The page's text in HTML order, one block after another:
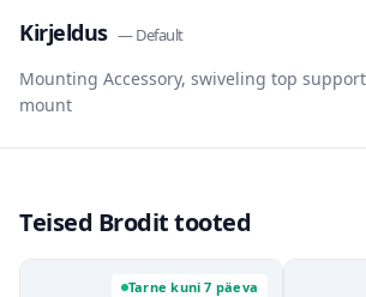
Kirjeldus —Default
Mounting Accessory, swiveling top
mount
Teised Brodit tooted
Tarne kuni 7 päeva